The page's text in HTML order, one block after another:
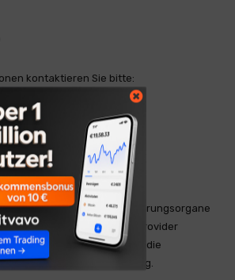
kontaktieren Sie bitte:
Exchange und ihre Regulierungsorgane
als Regulation Services Provider
keine Verantwortung für die
Genauigkeit dieser Mitteilung.